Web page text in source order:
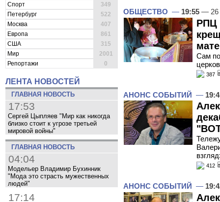
Спорт
349
Петербург
522
Москва
407
Европа
861
США
315
Мир
2001
Репортажи
0
ЛЕНТА НОВОСТЕЙ
ГЛАВНАЯ НОВОСТЬ
17:53
Сергей Цыпляев "Мир как никогда
близко стоит к угрозе третьей
мировой войны"
ГЛАВНАЯ НОВОСТЬ
04:04
Модельер Владимир Бухинник
"Мода это страсть мужественных
людей"
17:14
ОБЩЕСТВО — 19:55 — 26
РПЦ
Сам по
387
АНОНС СОБЫТИЙ —
412
АНОНС СОБЫТИЙ —